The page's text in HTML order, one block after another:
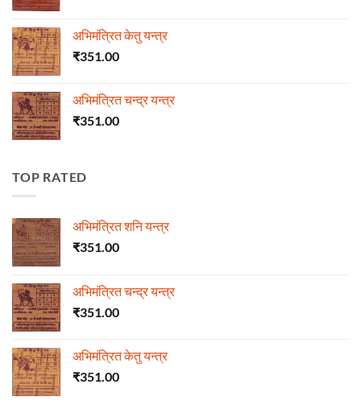
अभिमंत्रित केतु यन्त्र
₹351.00
अभिमंत्रित चन्द्र यन्त्र
₹351.00
TOP RATED
अभिमंत्रित शनि यन्त्र
₹351.00
अभिमंत्रित चन्द्र यन्त्र
₹351.00
अभिमंत्रित केतु यन्त्र
₹351.00